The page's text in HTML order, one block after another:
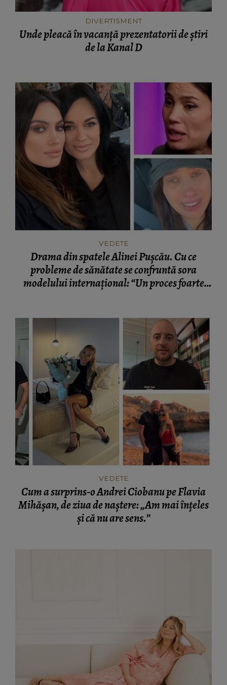
DIVERTISMENT
Unde pleacă în vacanță prezentatorii de știri
de la Kanal D
VEDETE
Drama din spatele Alinei Pușcău. Cu ce
probleme de sănătate se confruntă sora
modelului internațional: “Un proces foarte
VEDETE
Cum a surprins-o Andrei Ciobanu pe Flavia
Mihășan, de ziua de naștere: „Am mai înțeles
și că nu are sens.”